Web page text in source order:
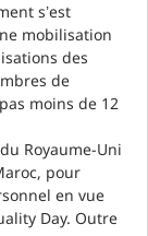
s’est
mobilisation
des
de
moins de 12
Royaume-Uni
pour
en vue
Day. Outre